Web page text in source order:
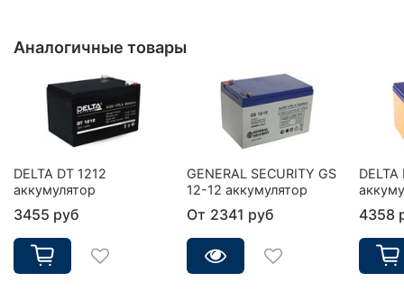
Аналогичные товары
DELTA DT 1212
аккумулятор
3455 руб
GENERAL SECURITY GS
12-12 аккумулятор
От 2341 руб
DELTA
4358